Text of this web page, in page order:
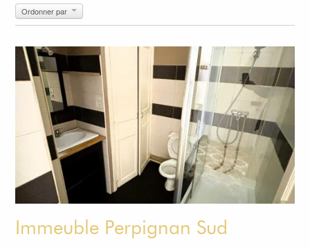
Ordonner par
Immeuble Perpignan Sud